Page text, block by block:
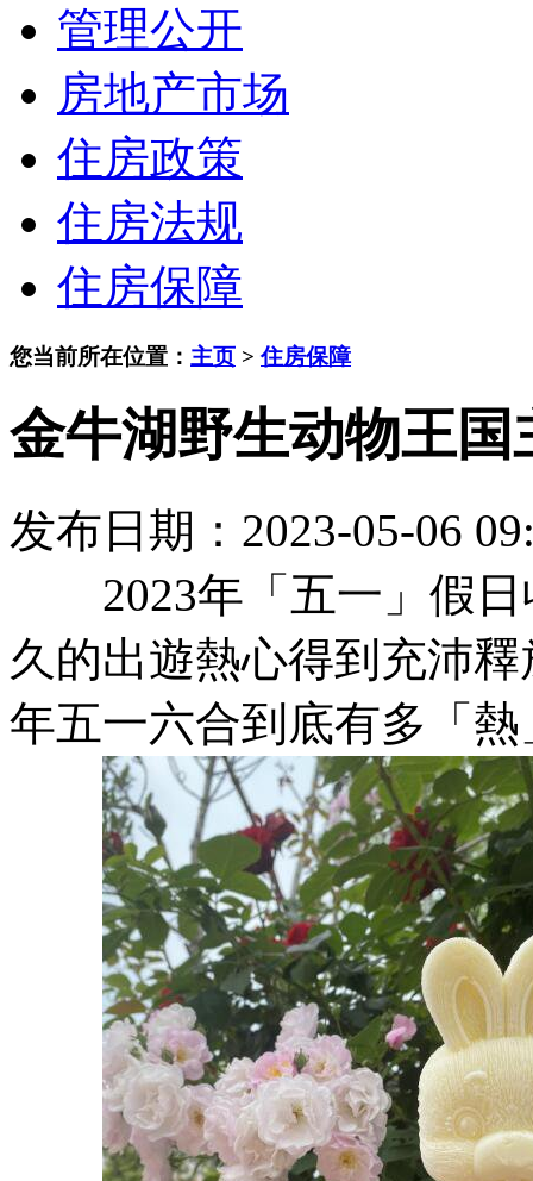
管理公开
房地产市场
住房政策
住房法规
住房保障
您当前所在位置： 主页 > 住房保障
金牛湖野生动物王
发布日期：2023-05-06
2023年「五一」假日
久的出遊熱心得到充沛
年五一六合到底有多「熱